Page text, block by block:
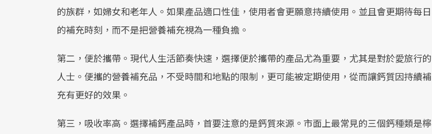
的族群，如婦女和老年人。如果產品適口性佳，使用者會更願意持續使用。並且會更期待每日
的補充時刻，而不是把營養補充視為一種負擔。
第二，便於攜帶。現代人生活節奏快速，選擇便於攜帶的產品尤為重要，尤其是對於愛旅行的
人士。便攜的營養補充品，不受時間和地點的限制，更可能被定期使用，從而讓鈣質因持續補
充有更好的效果。
第三，吸收率高。選擇補鈣產品時，首要注意的是鈣質來源。市面上最常見的三個鈣種類是檸